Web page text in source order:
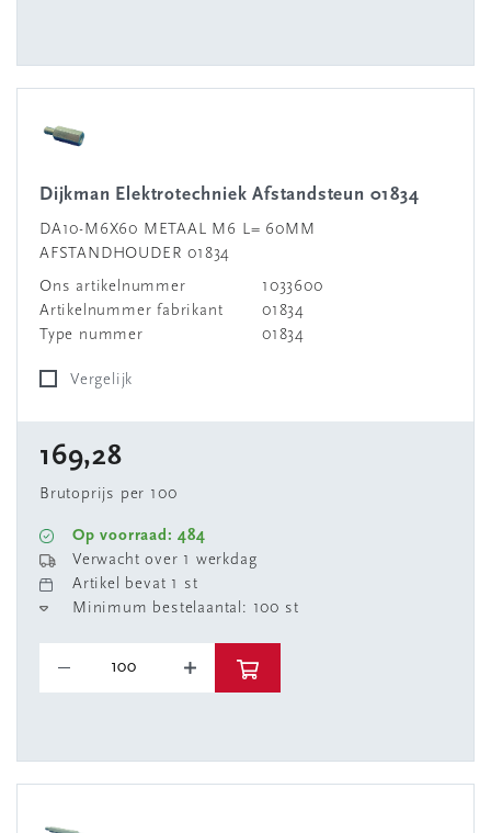
Dijkman Elektrotechniek Afstandsteun 01834
DA10-M6X60 METAAL M6 L= 60MM
AFSTANDHOUDER 01834
Ons artikelnummer
1033600
Artikelnummer fabrikant
01834
Type nummer
01834
Vergelijk
169,28
Brutoprijs per 100
Op voorraad: 484
Verwacht over 1 werkdag
Artikel bevat 1 st
Minimum bestelaantal: 100 st